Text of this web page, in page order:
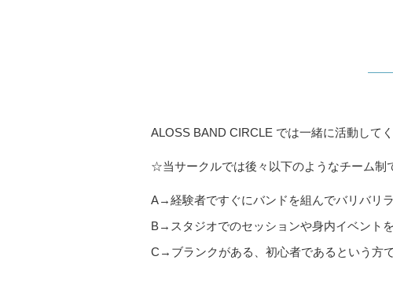
ALOSS BAND CIRCLE では一緒に活動して
☆当サークルでは後々以下のようなチーム
A→経験者ですぐにバンドを組んでバリバリ
B→スタジオでのセッションや身内イベント
C→ブランクがある、初心者であるという方